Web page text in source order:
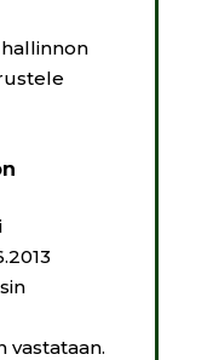
vastataan.